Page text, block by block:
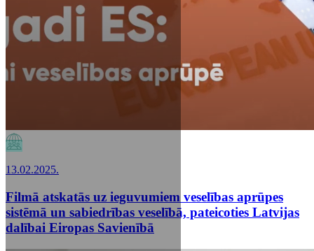
13.02.2025.
Filmā atskatās uz ieguvumiem veselības aprūpes
sistēmā un sabiedrības veselībā, pateicoties Latvijas
dalībai Eiropas Savienībā